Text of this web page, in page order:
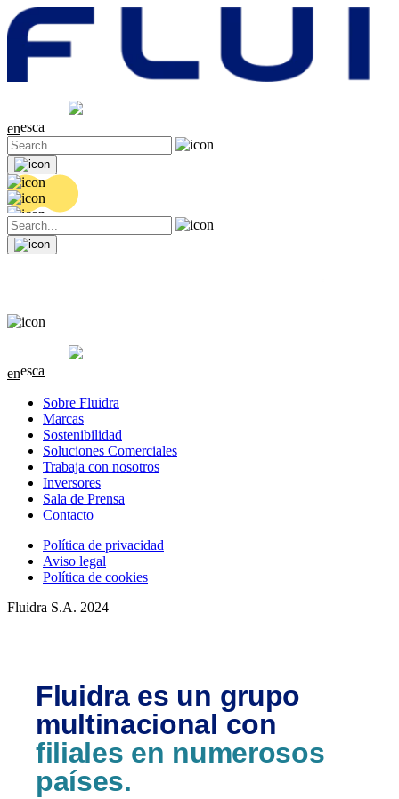
0.04 (+0.2%)
enesca
0.04 (+0.2%)
enesca
Sobre Fluidra
Marcas
Sostenibilidad
Soluciones Comerciales
Trabaja con nosotros
Inversores
Sala de Prensa
Contacto
Política de privacidad
Aviso legal
Política de cookies
Fluidra S.A. 2024
Fluidra es un grupo
multinacional con
filiales en numerosos
países.